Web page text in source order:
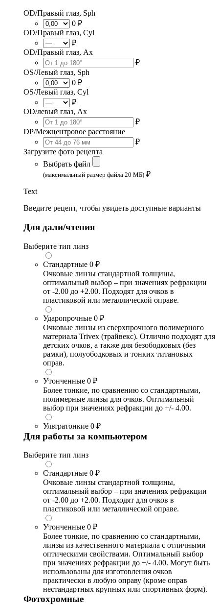
OD/Правый глаз, Sph
0 ₽
OD/Правый глаз, Cyl
₽
OD/Правый глаз, Ax
₽
OS/Левый глаз, Sph
0 ₽
OS/Левый глаз, Cyl
₽
OD/левый глаз, Ax
₽
DP/Межцентровое расстояние
₽
Загрузите фото рецепта
Выбрать файл
(максимальный размер файла 20 МБ) ₽
Text
Введите рецепт, чтобы увидеть доступные варианты
Для дали/чтения
Выберите тип линз
Стандартные 0 ₽
Очковые линзы стандартной толщины,
оптимальный выбор – при значениях рефракции
от -2.00 до +2.00. Подходят для очков в
пластиковой или металлической оправе.
Ударопрочные 0 ₽
Очковые линзы из сверхпрочного полимерного
материала Trivex (трайвекс). Отлично подходят для
детских очков, а также для безободковых (без
рамки), полуободковых и тонких титановых
оправ.
Утонченные 0 ₽
Более тонкие, по сравнению со стандартными,
полимерные линзы для очков. Оптимальный
выбор при значениях рефракции до +/- 4.00.
Ультратонкие 0 ₽
Для работы за компьютером
Выберите тип линз
Стандартные 0 ₽
Очковые линзы стандартной толщины,
оптимальный выбор – при значениях рефракции
от -2.00 до +2.00. Подходят для очков в
пластиковой или металлической оправе.
Утонченные 0 ₽
Более тонкие, по сравнению со стандартными,
линзы из качественного материала с отличными
оптическими свойствами. Оптимальный выбор
при значениях рефракции до +/- 4.00. Могут быть
использованы для изготовления очков
практически в любую оправу (кроме оправ
нестандартных крупных или спортивных форм).
Фотохромные